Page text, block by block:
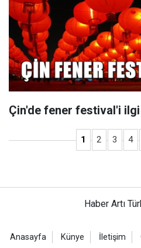
Çin'de fener festival'i ilgi
1 2 3 4
Haber Artı
Anasayfa Künye İletişim